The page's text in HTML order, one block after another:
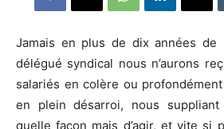
Jamais en plus de dix années de
délégué syndical nous n’aurons
salariés en colère ou
en plein désarroi, nous suppliant
quelle façon mais d’agir, et vite si